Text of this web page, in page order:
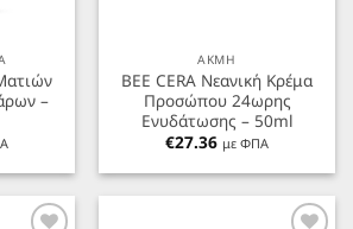
–
ΑΚΜΗ
BEE CERA Νεανική Κρέμα
Προσώπου 24ωρης
Ενυδάτωσης – 50ml
€27.36 με ΦΠΑ